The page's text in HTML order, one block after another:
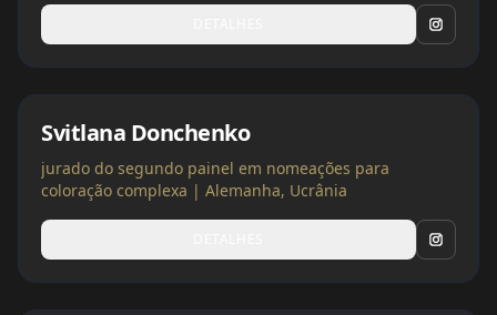
Svitlana Donchenko
jurado do segundo painel em nomeações para
coloração complexa | Alemanha, Ucrânia